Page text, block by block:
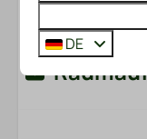
Energie-Label:
DE